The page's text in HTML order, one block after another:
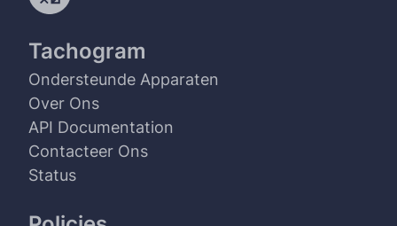
Tachogram
Ondersteunde Apparaten
Over Ons
API Documentation
Contacteer Ons
Status